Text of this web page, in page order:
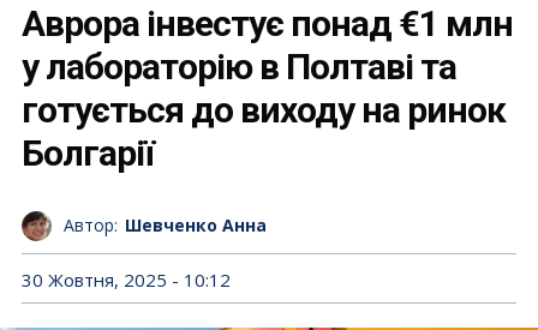
Аврора інвестує понад €1 млн
у лабораторію в Полтаві та
готується до виходу на ринок
Болгарії
Автор: Шевченко Анна
30 Жовтня, 2025 - 10:12